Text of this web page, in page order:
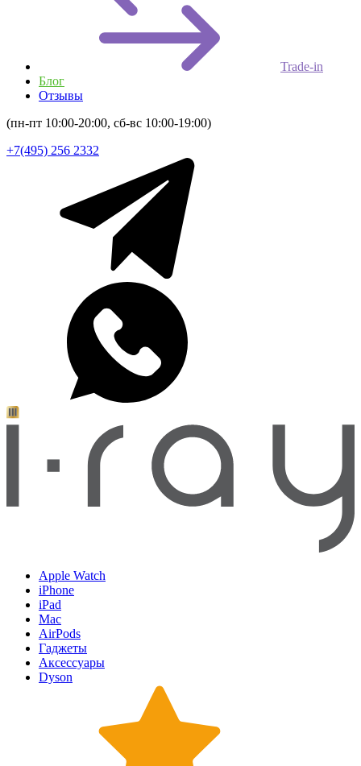
Trade-in
Блог
Отзывы
(пн-пт 10:00-20:00, сб-вс 10:00-19:00)
+7(495) 256 2332
Apple Watch
iPhone
iPad
Mac
AirPods
Гаджеты
Аксессуары
Dyson